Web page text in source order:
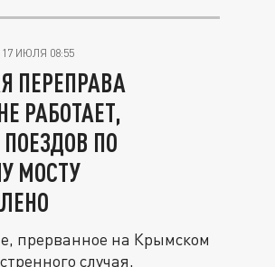
17 ИЮЛЯ 08:55
ПЕРЕПРАВА
РАБОТАЕТ,
ПО
МОСТУ
прерванное на Крымском
случая,